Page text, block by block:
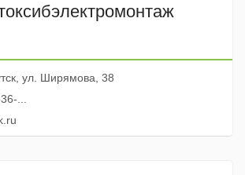
ул. Ширямова, 38
...